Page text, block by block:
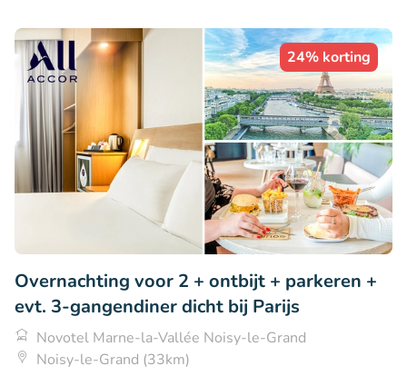
24% korting
Overnachting voor 2 + ontbijt + parkeren +
evt. 3-gangendiner dicht bij Parijs
Novotel Marne-la-Vallée Noisy-le-Grand
Noisy-le-Grand (33km)